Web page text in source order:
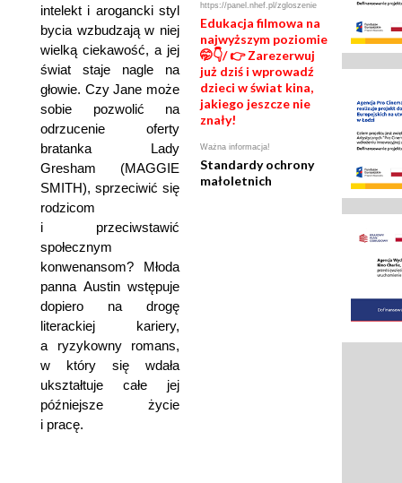
intelekt i arogancki styl
bycia wzbudzają w niej
wielką ciekawość, a jej
świat staje nagle na
głowie. Czy Jane może
sobie pozwolić na
odrzucenie oferty
bratanka Lady
Gresham (MAGGIE
SMITH), sprzeciwić się
rodzicom
i przeciwstawić
społecznym
konwenansom? Młoda
panna Austin wstępuje
dopiero na drogę
literackiej kariery,
a ryzykowny romans,
w który się wdała
ukształtuje całe jej
późniejsze życie
i pracę.
https://panel.nhef.pl/zgloszenie
Edukacja filmowa na
najwyższym poziomie
🤭👇/ 👉 Zarezerwuj
już dziś i wprowadź
dzieci w świat kina,
jakiego jeszcze nie
znały!
Ważna informacja!
Standardy ochrony
małoletnich